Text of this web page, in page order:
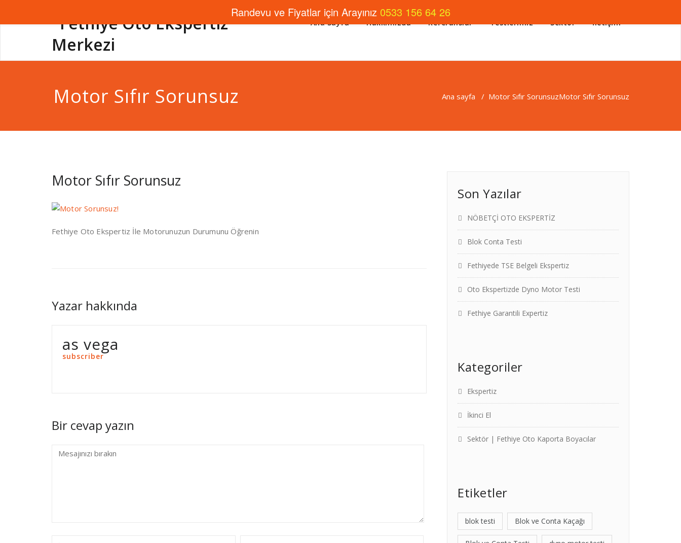
Ana Sayfa Hakkımızda Referanslar Testlerimiz Sektör İletişim
Motor Sıfır Sorunsuz Ana sayfa / Motor Sıfır SorunsuzMotor Sıfır Sorunsuz
Motor Sıfır Sorunsuz
Fethiye Oto Ekspertiz İle Motorunuzun Durumunu Öğrenin
Yazar hakkında
as vega
subscriber
Bir cevap yazın
Son Yazılar
NÖBETÇİ OTO EKSPERTİZ
Blok Conta Testi
Fethiyede TSE Belgeli Ekspertiz
Oto Ekspertizde Dyno Motor Testi
Fethiye Garantili Expertiz
Kategoriler
Ekspertiz
İkinci El
Sektör | Fethiye Oto Kaporta Boyacılar
Etiketler
blok testi Blok ve Conta Kaçağı
Randevu ve Fiyatlar için Arayınız 0533 156 64 26